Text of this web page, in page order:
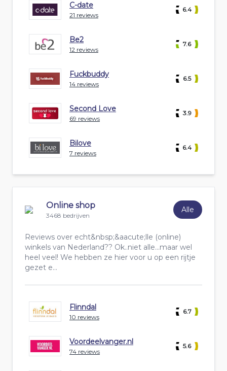
C-date
21 reviews
6.4
Be2
12 reviews
7.6
Fuckbuddy
14 reviews
6.5
Second Love
69 reviews
3.9
Bilove
7 reviews
6.4
Online shop
3468 bedrijven
Alle
Reviews over echt&nbsp;&aacute;lle (online)
winkels van Nederland?? Ok..niet alle...maar wel
heel veel! We hebben ze hier voor u op een rijtje
gezet e...
Flinndal
10 reviews
6.7
Voordeelvanger.nl
74 reviews
5.6